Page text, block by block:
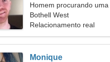
Homem procurando
Bothell West
Relacionamento real
Monique